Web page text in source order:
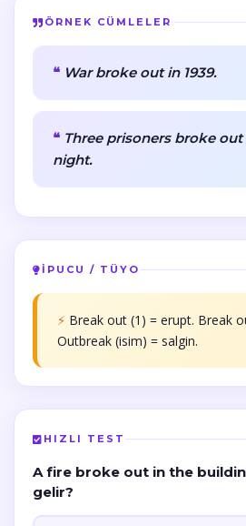
ÖRNEK CÜMLELER
War broke out in 1939.
Three prisoners broke
night.
İPUCU / TÜYO
⚡ Break out (1) = erupt. Break
Outbreak (isim) = salgin.
HIZLI TEST
A fire broke out in the
gelir?